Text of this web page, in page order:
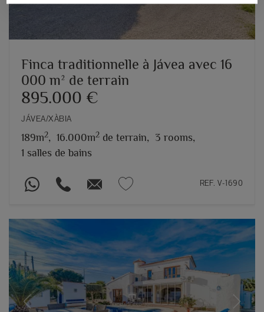
Finca traditionnelle à Jávea avec 16
000 m² de terrain
895.000 €
JÁVEA/XÀBIA
189m2, 16.000m2 de terrain, 3 rooms,
1 salles de bains
REF. V-1690
Previous Next